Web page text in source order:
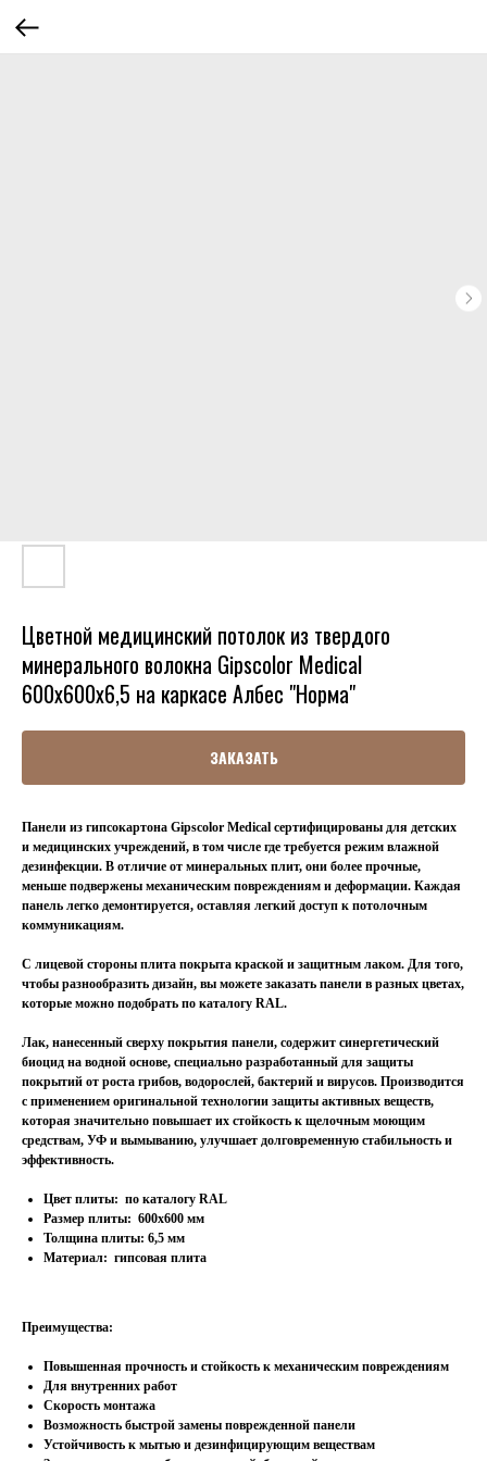
Цветной медицинский потолок из твердого
минерального волокна Gipscolor Medical
600x600x6,5 на каркасе Албес "Норма"
ЗАКАЗАТЬ
Панели из гипсокартона Gipscolor Medical сертифицированы для детских
и медицинских учреждений, в том числе где требуется режим влажной
дезинфекции. В отличие от минеральных плит, они более прочные,
меньше подвержены механическим повреждениям и деформации. Каждая
панель легко демонтируется, оставляя легкий доступ к потолочным
коммуникациям.
С лицевой стороны плита покрыта краской и защитным лаком. Для того,
чтобы разнообразить дизайн, вы можете заказать панели в разных цветах,
которые можно подобрать по каталогу RAL.
Лак, нанесенный сверху покрытия панели, содержит синергетический
биоцид на водной основе, специально разработанный для защиты
покрытий от роста грибов, водорослей, бактерий и вирусов. Производится
с применением оригинальной технологии защиты активных веществ,
которая значительно повышает их стойкость к щелочным моющим
средствам, УФ и вымыванию, улучшает долговременную стабильность и
эффективность.
Цвет плиты: по каталогу RAL
Размер плиты: 600х600 мм
Толщина плиты: 6,5 мм
Материал: гипсовая плита
Преимущества:
Повышенная прочность и стойкость к механическим повреждениям
Для внутренних работ
Скорость монтажа
Возможность быстрой замены поврежденной панели
Устойчивость к мытью и дезинфицирующим веществам